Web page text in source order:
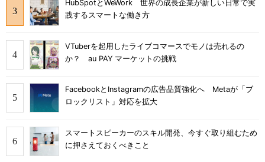
HubSpotとWeWork 世界の成長企業が新しい日常で実
践するスマートな働き方
VTuberを起用したライブコマースでモノは売れるの
か？ au PAY マーケットの挑戦
FacebookとInstagramの広告品質強化へ Metaが「ブ
ロックリスト」対応を拡大
スマートスピーカーのスキル開発、今すぐ取り組むため
に押さえておくべきこと